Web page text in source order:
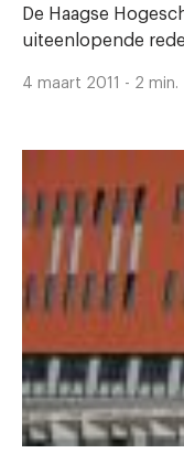
De Haagse
uiteenlopende
4 maart 2011 - 2 min.